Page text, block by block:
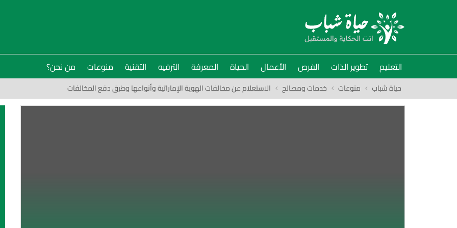
التعليم تطوير الذات الفرص الأعمال الحياة المعرفة الترفيه التقنية منوعات من نحن؟
حياة شباب منوعات خدمات ومصالح الاستعلام عن مخالفات الهوية الإماراتية وأنواعها وطرق دفع المخالفات